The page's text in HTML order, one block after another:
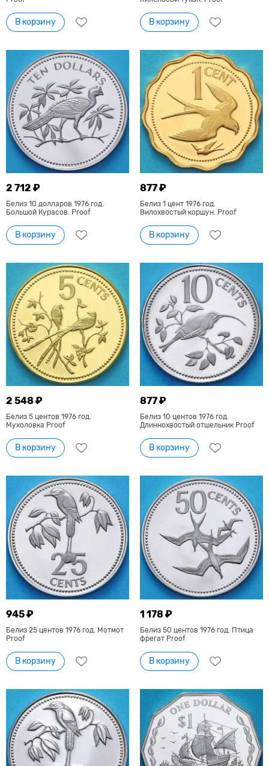
В корзину В корзину
2 712 ₽
Белиз 10 долларов 1976 год.
Большой Курасов. Proof
В корзину
877 ₽
Белиз 1 цент 1976 год.
Вилохвостый коршун. Proof
В корзину
2 548 ₽
Белиз 5 центов 1976 год.
Мухоловка Proof
В корзину
877 ₽
Белиз 10 центов 1976 год.
Длиннохвостый отшельник Proof
В корзину
945 ₽
Белиз 25 центов 1976 год. Мотмот
Proof
В корзину
1 178 ₽
Белиз 50 центов 1976 год. Птица
фрегат Proof
В корзину